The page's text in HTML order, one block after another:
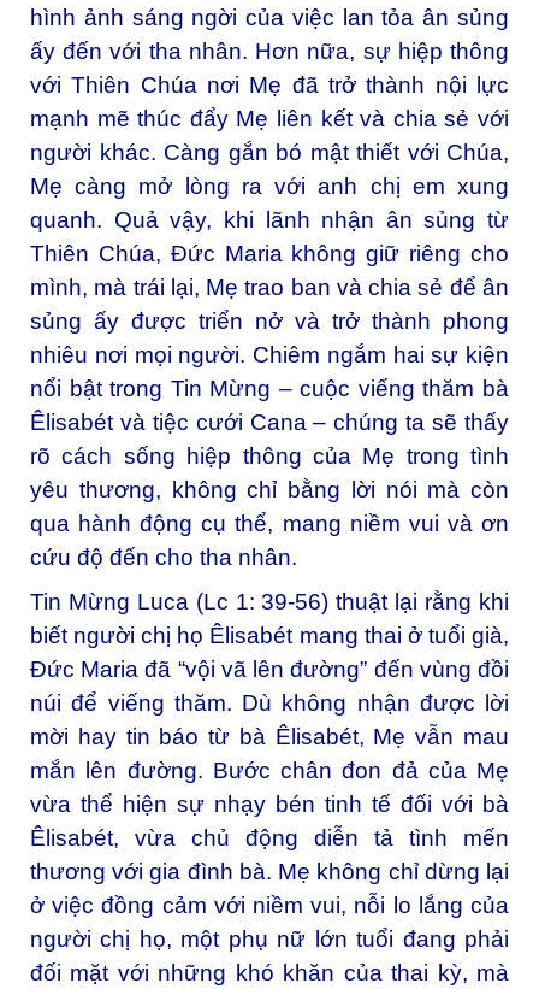
hình ảnh sáng ngời của việc lan tỏa ân sủng
ấy đến với tha nhân. Hơn nữa, sự hiệp thông
với Thiên Chúa nơi Mẹ đã trở thành nội lực
mạnh mẽ thúc đẩy Mẹ liên kết và chia sẻ với
người khác. Càng gắn bó mật thiết với Chúa,
Mẹ càng mở lòng ra với anh chị em xung
quanh. Quả vậy, khi lãnh nhận ân sủng từ
Thiên Chúa, Đức Maria không giữ riêng cho
mình, mà trái lại, Mẹ trao ban và chia sẻ để ân
sủng ấy được triển nở và trở thành phong
nhiêu nơi mọi người. Chiêm ngắm hai sự kiện
nổi bật trong Tin Mừng – cuộc viếng thăm bà
Êlisabét và tiệc cưới Cana – chúng ta sẽ thấy
rõ cách sống hiệp thông của Mẹ trong tình
yêu thương, không chỉ bằng lời nói mà còn
qua hành động cụ thể, mang niềm vui và ơn
cứu độ đến cho tha nhân.
Tin Mừng Luca (Lc 1: 39-56) thuật lại rằng khi
biết người chị họ Êlisabét mang thai ở tuổi già,
Đức Maria đã “vội vã lên đường” đến vùng đồi
núi để viếng thăm. Dù không nhận được lời
mời hay tin báo từ bà Êlisabét, Mẹ vẫn mau
mắn lên đường. Bước chân đon đả của Mẹ
vừa thể hiện sự nhạy bén tinh tế đối với bà
Êlisabét, vừa chủ động diễn tả tình mến
thương với gia đình bà. Mẹ không chỉ dừng lại
ở việc đồng cảm với niềm vui, nỗi lo lắng của
người chị họ, một phụ nữ lớn tuổi đang phải
đối mặt với những khó khăn của thai kỳ, mà